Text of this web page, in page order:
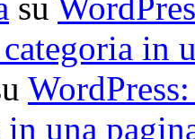
in
una